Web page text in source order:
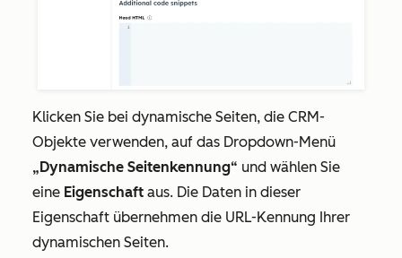
Klicken Sie bei dynamische Seiten, die CRM-
Objekte verwenden, auf das Dropdown-Menü
„Dynamische Seitenkennung“ und wählen Sie
eine Eigenschaft aus. Die Daten in dieser
Eigenschaft übernehmen die URL-Kennung Ihrer
dynamischen Seiten.